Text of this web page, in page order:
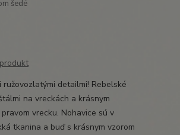
šedé
ružovozlatými detailmi! Rebelské
na vreckách a krásnym
vrecku. Nohavice sú v
tkanina a buď s krásnym vzorom